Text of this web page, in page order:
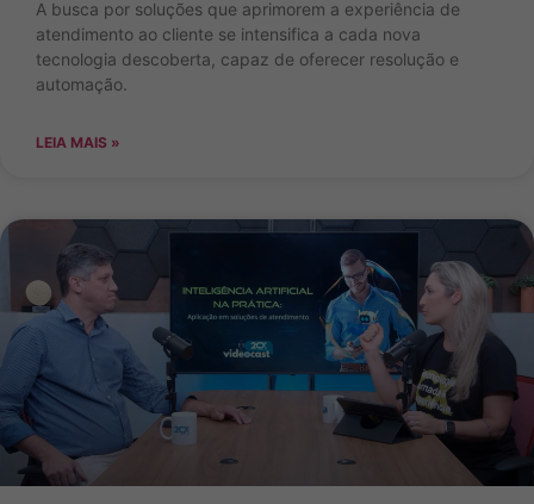
A busca por soluções que aprimorem a experiência de
atendimento ao cliente se intensifica a cada nova
tecnologia descoberta, capaz de oferecer resolução e
automação.
LEIA MAIS »